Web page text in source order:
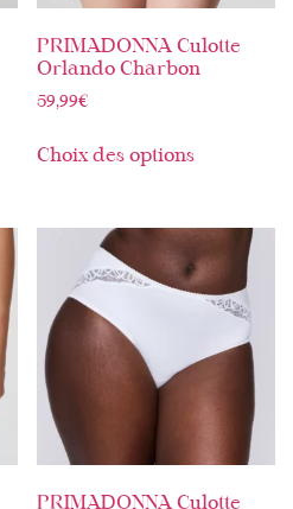
PRIMADONNA Culotte
Orlando Charbon
59,99€
Choix des options
PRIMADONNA Culotte